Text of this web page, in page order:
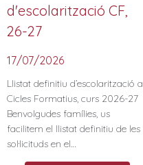
d'escolarització CF,
26-27
17/07/2026
Llistat definitiu d’escolarització a
Cicles Formatius, curs 2026-27
Benvolgudes famílies, us
facilitem el llistat definitiu de les
sol·licituds en el…